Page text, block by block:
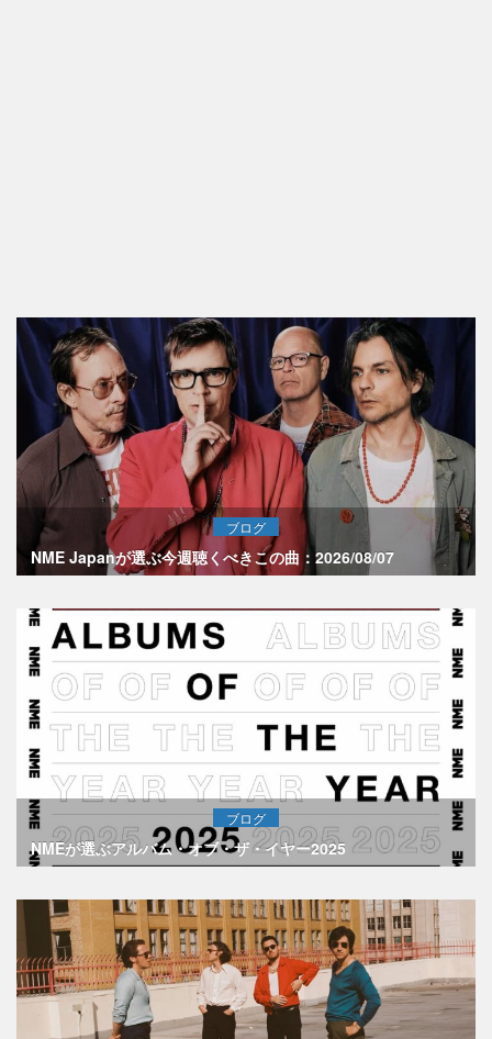
ブログ
NME Japanが選ぶ今週聴くべきこの曲：2026/08/07
ブログ
NMEが選ぶアルバム・オブ・ザ・イヤー2025